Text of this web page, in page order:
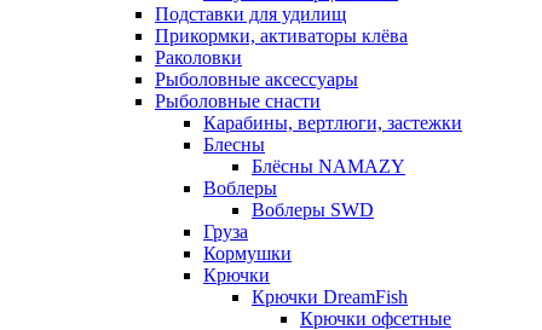
Подставки для удилищ
Прикормки, активаторы клёва
Раколовки
Рыболовные аксессуары
Рыболовные снасти
Карабины, вертлюги, застежки
Блесны
Блёсны NAMAZY
Воблеры
Воблеры SWD
Груза
Кормушки
Крючки
Крючки DreamFish
Крючки офсетные